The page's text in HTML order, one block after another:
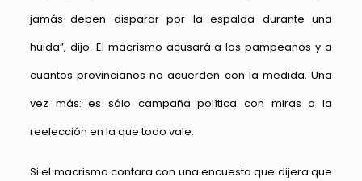
jamás deben disparar por la espalda durante una
huida”, dijo. El macrismo acusará a los pampeanos y a
cuantos provincianos no acuerden con la medida. Una
vez más: es sólo campaña política con miras a la
reelección en la que todo vale.
Si el macrismo contara con una encuesta que dijera que